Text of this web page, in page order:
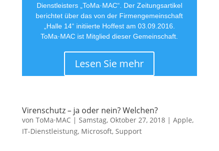
Dienstleisters „ToMa·MAC“. Der Zeitungsartikel
berichtet über das von der Firmengemeinschaft
„Halle 14“ initiierte Hoffest am 03.09.2016.
ToMa·MAC ist Mitglied dieser Gemeinschaft.
Lesen Sie mehr
Virenschutz – ja oder nein? Welchen?
von ToMa·MAC| Samstag, Oktober 27, 2018| Apple,
IT-Dienstleistung, Microsoft, Support